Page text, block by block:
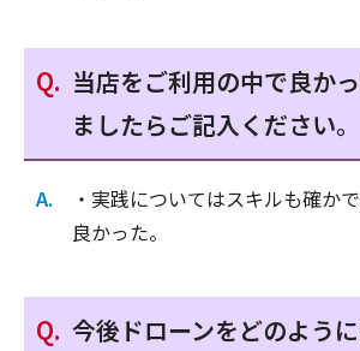
当店をご利用の中で良か
ましたらご記入ください。
・実践についてはスキルも確か
良かった。
今後ドローンをどのよう